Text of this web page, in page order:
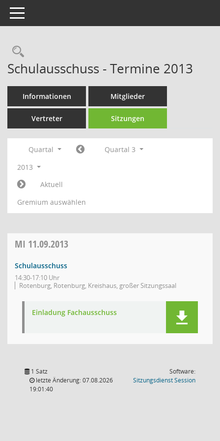
Toggle navigation
Rechercheauswahl
Schulausschuss - Termine 2013
Informationen Mitglieder
Vertreter Sitzungen
Quartal
Quartal 3
2013
Aktuell
Gremium auswählen
MI 11.09.2013
Schulausschuss
14:30-17:10 Uhr
Rotenburg, Rotenburg, Kreishaus, großer Sitzungssaal
Einladung Fachausschuss
1 Satz
letzte Änderung: 07.08.2026
19:01:40
Software:
SitzungsdienstSession(Wird in